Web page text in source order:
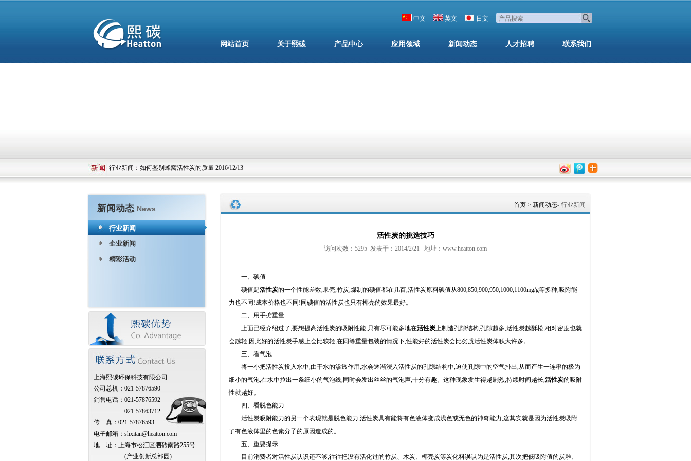
中文 英文 日文
网站首页 关于熙碳 产品中心 应用领域 新闻动态 人才招聘 联系我们
行业新闻：粉末活性炭在水处理中的注意事项 2016/11/24
行业新闻 ： 如何鉴别蜂窝活性炭的质量 2016/12/13
行业新闻：净水活性炭的作用 2016/12/21
行业新闻：如何鉴别蜂窝活性炭的质量 2016/12/13
行业新闻： 净水活性炭的作用 2016/12/21
新闻动态 News
行业新闻
企业新闻
精彩活动
上海熙碳环保科技有限公司
公司总机：021-57876590
銷售电话：021-57876592
021-57863712
传 真：021-57876593
电子邮箱：shxitan@heatton.com
地 址：上海市松江区泗砖南路255号
(产业创新总部园)
首页 > 新闻动态- 行业新闻
活性炭的挑选技巧
访问次数：5295 发表于：2014/2/21 地址：www.heatton.com
一、碘值
碘值是活性炭的一个性能差数,果壳,竹炭,煤制的碘值都在几百,活性炭原料碘值从800,850,900,950,1000,1100mg/g等多种,吸附能
力也不同!成本价格也不同!同碘值的活性炭也只有椰壳的效果最好。
二、用手掂重量
上面已经介绍过了,要想提高活性炭的吸附性能,只有尽可能多地在活性炭上制造孔隙结构,孔隙越多,活性炭越酥松,相对密度也就
会越轻,因此好的活性炭手感上会比较轻,在同等重量包装的情况下,性能好的活性炭会比劣质活性炭体积大许多。
三、看气泡
将一小把活性炭投入水中,由于水的渗透作用,水会逐渐浸入活性炭的孔隙结构中,迫使孔隙中的空气排出,从而产生一连串的极为
细小的气泡,在水中拉出一条细小的气泡线,同时会发出丝丝的气泡声,十分有趣。这种现象发生得越剧烈,持续时间越长,活性炭的吸附
性就越好。
四、看脱色能力
活性炭吸附能力的另一个表现就是脱色能力,活性炭具有能将有色液体变成浅色或无色的神奇能力,这其实就是因为活性炭吸附
了有色液体里的色素分子的原因造成的。
五、重要提示
目前消费者对活性炭认识还不够,往往把没有活化过的竹炭、木炭、椰壳炭等炭化料误认为是活性炭;其次把低吸附值的炭雕、